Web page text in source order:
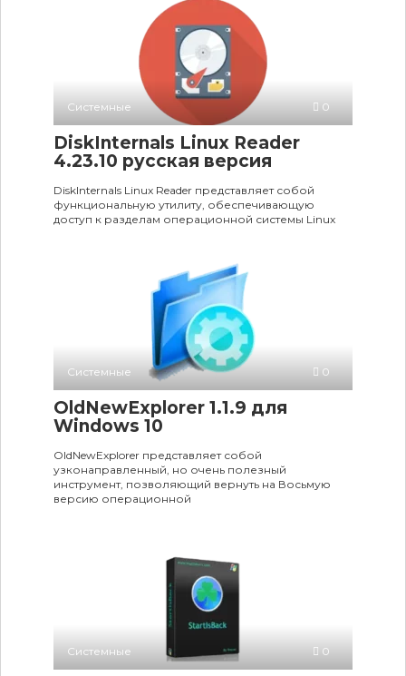
Системные 0
DiskInternals Linux Reader
4.23.10 русская версия
DiskInternals Linux Reader представляет собой
функциональную утилиту, обеспечивающую
доступ к разделам операционной системы Linux
Системные 0
OldNewExplorer 1.1.9 для
Windows 10
OldNewExplorer представляет собой
узконаправленный, но очень полезный
инструмент, позволяющий вернуть на Восьмую
версию операционной
Системные 0